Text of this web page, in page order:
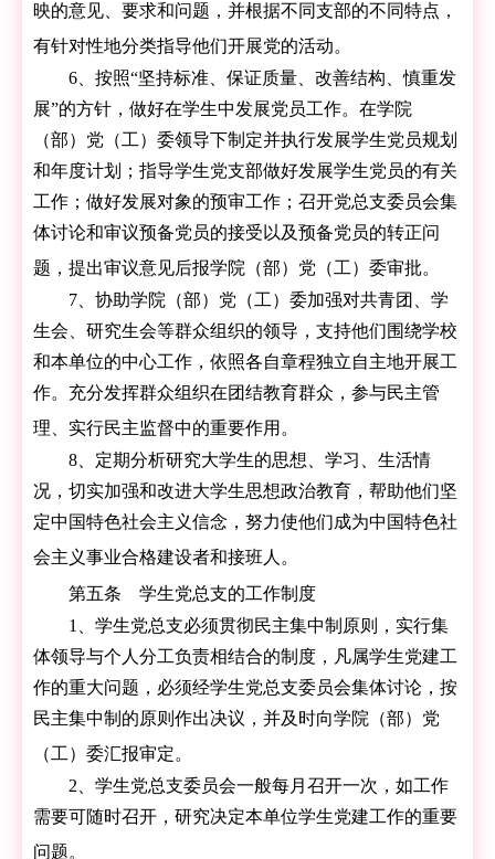
映的意见、要求和问题，并根据不同支部的不同特点，
有针对性地分类指导他们开展党的活动。
6、按照“坚持标准、保证质量、改善结构、慎重发
展”的方针，做好在学生中发展党员工作。在学院
（部）党（工）委领导下制定并执行发展学生党员规划
和年度计划；指导学生党支部做好发展学生党员的有关
工作；做好发展对象的预审工作；召开党总支委员会集
体讨论和审议预备党员的接受以及预备党员的转正问
题，提出审议意见后报学院（部）党（工）委审批。
7、协助学院（部）党（工）委加强对共青团、学
生会、研究生会等群众组织的领导，支持他们围绕学校
和本单位的中心工作，依照各自章程独立自主地开展工
作。充分发挥群众组织在团结教育群众，参与民主管
理、实行民主监督中的重要作用。
8、定期分析研究大学生的思想、学习、生活情
况，切实加强和改进大学生思想政治教育，帮助他们坚
定中国特色社会主义信念，努力使他们成为中国特色社
会主义事业合格建设者和接班人。
第五条 学生党总支的工作制度
1、学生党总支必须贯彻民主集中制原则，实行集
体领导与个人分工负责相结合的制度，凡属学生党建工
作的重大问题，必须经学生党总支委员会集体讨论，按
民主集中制的原则作出决议，并及时向学院（部）党
（工）委汇报审定。
2、学生党总支委员会一般每月召开一次，如工作
需要可随时召开，研究决定本单位学生党建工作的重要
问题。